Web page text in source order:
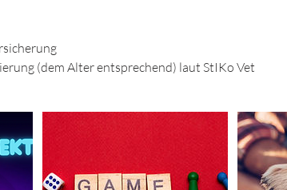
(dem Alter entsprechend) laut StIKo Vet​​